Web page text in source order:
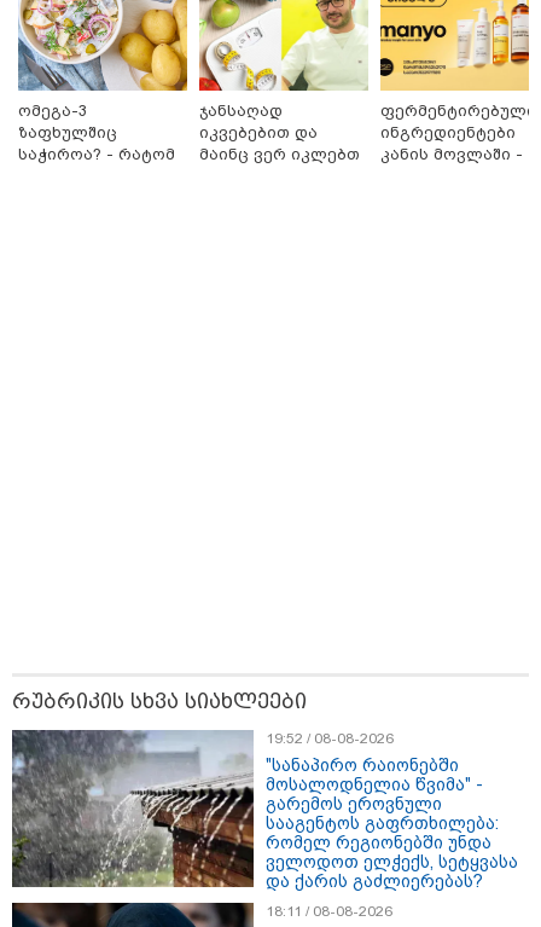
თბილისი - ანტალია 780.80
ლარიდან
ომეგა-3
ზაფხულშიც
საჭიროა? - რატომ
ჯანსაღად
იკვებებით და
მაინც ვერ იკლებთ
ფერმენტირებული
ინგრედიენტები
კანის მოვლაში -
რუბრიკის სხვა სიახლეები
19:52 / 08-08-2026
"სანაპირო რაიონებში
მოსალოდნელია წვიმა" -
გარემოს ეროვნული
სააგენტოს გაფრთხილება:
რომელ რეგიონებში უნდა
ველოდოთ ელჭექს, სეტყვასა
და ქარის გაძლიერებას?
18:11 / 08-08-2026